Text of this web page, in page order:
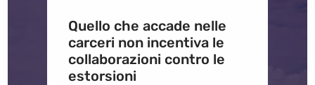
Quello che accade nelle
carceri non incentiva le
collaborazioni contro le
estorsioni